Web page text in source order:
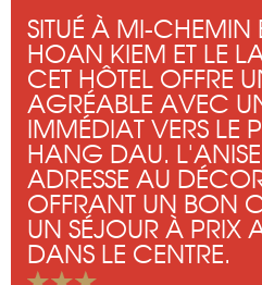
SITUÉ À MI-CHEMIN
HOAN KIEM ET LE
CET HÔTEL OFFRE
AGRÉABLE AVEC
IMMÉDIAT VERS LE
HANG DAU. L'ANISE
ADRESSE AU
OFFRANT UN BON
UN SÉJOUR À PRIX
DANS LE CENTRE.